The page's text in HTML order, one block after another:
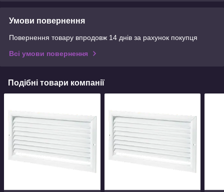
Умови повернення
Повернення товару впродовж 14 днів за рахунок покупця
Всі умови повернення
Подібні товари компанії